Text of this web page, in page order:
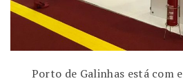
Porto de Galinhas está com